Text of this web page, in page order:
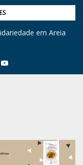
em Areia